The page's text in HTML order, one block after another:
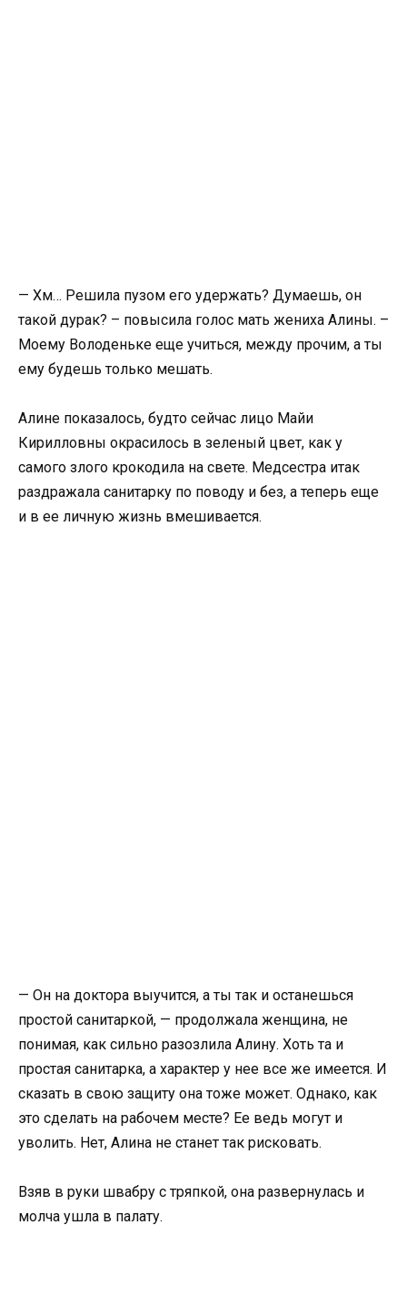
— Хм… Решила пузом его удержать? Думаешь, он
такой дурак? – повысила голос мать жениха Алины. –
Моему Володеньке еще учиться, между прочим, а ты
ему будешь только мешать.
Алине показалось, будто сейчас лицо Майи
Кирилловны окрасилось в зеленый цвет, как у
самого злого крокодила на свете. Медсестра итак
раздражала санитарку по поводу и без, а теперь еще
и в ее личную жизнь вмешивается.
— Он на доктора выучится, а ты так и останешься
простой санитаркой, — продолжала женщина, не
понимая, как сильно разозлила Алину. Хоть та и
простая санитарка, а характер у нее все же имеется. И
сказать в свою защиту она тоже может. Однако, как
это сделать на рабочем месте? Ее ведь могут и
уволить. Нет, Алина не станет так рисковать.
Взяв в руки швабру с тряпкой, она развернулась и
молча ушла в палату.